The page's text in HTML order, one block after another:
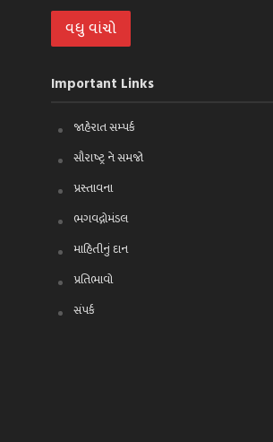
વધુ વાંચો
Important Links
જાહેરાત સમ્પર્ક
સૌરાષ્ટ્ર ને સમજો
પ્રસ્તાવના
ભગવદ્ગોમંડલ
માહિતીનું દાન
પ્રતિભાવો
સંપર્ક